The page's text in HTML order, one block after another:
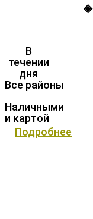
В
течении
дня
Все районы
Наличными
и картой
Подробнее